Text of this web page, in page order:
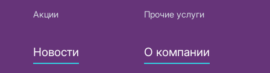
Акции
Прочие услуги
Новости О компании